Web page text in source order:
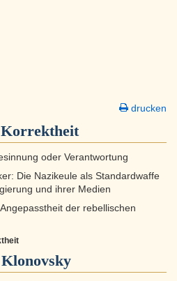
drucken
oder Verantwortung
Die Nazikeule als Standardwaffe
und ihrer Medien
der rebellischen